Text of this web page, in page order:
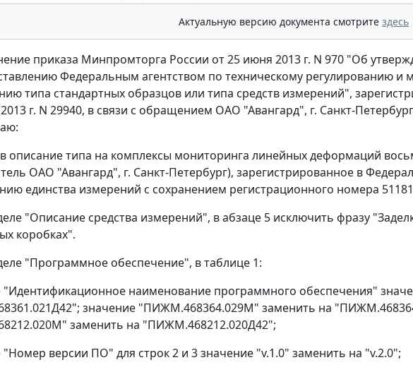
Актуальную версию документа смотрите здесь
приказа Минпромторга России от 25 июня 2013 г. N 970 "Об
Федеральным агентством по техническому регулированию и
типа стандартных образцов или типа средств измерений",
г. N 29940, в связи с обращением ОАО "Авангард", г. Санкт-
в описание типа на комплексы мониторинга линейных деформаций
ОАО "Авангард", г. Санкт-Петербург), зарегистрированное в
единства измерений с сохранением регистрационного номера
"Описание средства измерений", в абзаце 5 исключить фразу
коробках".
"Программное обеспечение", в таблице 1:
"Идентификационное наименование программного обеспечения"
значение "ПИЖМ.468364.029М" заменить на
заменить на "ПИЖМ.468212.020Д42";
"Номер версии ПО" для строк 2 и 3 значение "v.1.0" заменить на "v.2.0";